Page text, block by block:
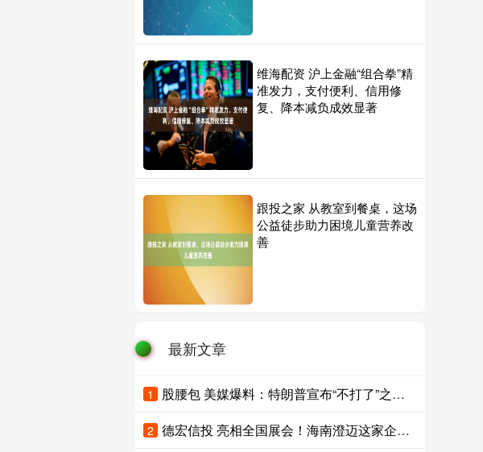
维海配资 沪上金融“组合拳”精
准发力，支付便利、信用修
复、降本减负成效显著
跟投之家 从教室到餐桌，这场
公益徒步助力困境儿童营养改
善
最新文章
1 股腰包 美媒爆料：特朗普宣布“不打了”之前，接到沙特王储电话；卡塔尔、阿联酋、土耳其、巴基斯坦集体发声
2 德宏信投 亮相全国展会！海南澄迈这家企业凭“情义”出圈